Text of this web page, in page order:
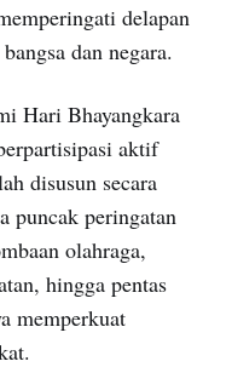
delapan
dan negara.
Hari Bhayangkara
aktif
disusun secara
puncak peringatan
olahraga,
hingga pentas
memperkuat